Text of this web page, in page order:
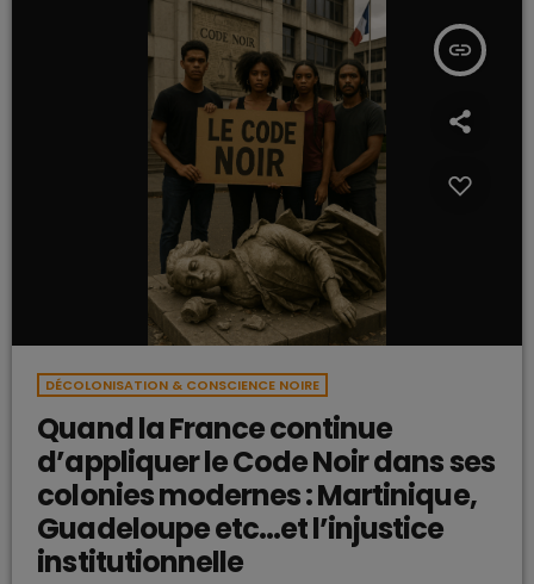
insert_link
DÉCOLONISATION & CONSCIENCE NOIRE
Quand la France continue
d’appliquer le Code Noir dans ses
colonies modernes : Martinique,
Guadeloupe etc…et l’injustice
institutionnelle